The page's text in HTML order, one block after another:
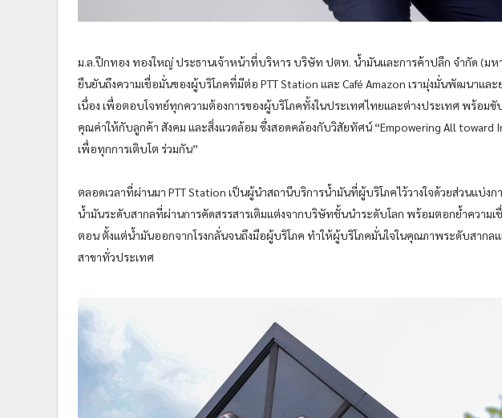
ม.ล.ปีกทอง ทองใหญ่ ประธานเจ้าหน้าที่บริหาร บริษัท ปตท. น้ำมันและการค้าปลีก จำกัด (มหา
ยืนยันถึงความเชื่อมั่นของผู้บริโภคที่มีต่อ PTT Station และ Café Amazon เรามุ่งมั่นพัฒนาแ
เนื่อง เพื่อตอบโจทย์ทุกความต้องการของผู้บริโภคทั้งในประเทศไทยและต่างประเทศ พร้อมขั
คุณค่าให้กับลูกค้า สังคม และสิ่งแวดล้อม ซึ่งสอดคล้องกับวิสัยทัศน์ “Empowering All toward
เพื่อทุกการเติบโต ร่วมกัน”
ตลอดเวลาที่ผ่านมา PTT Station เป็นผู้นำสถานีบริการน้ำมันที่ผู้บริโภคไว้วางใจด้วยส่วนแบ่
น้ำมันระดับสากลที่ผ่านการคัดสรรสารเติมแต่งจากบริษัทชั้นนำระดับโลก พร้อมตอกย้ำควา
ตอน ตั้งแต่น้ำมันออกจากโรงกลั่นจนถึงมือผู้บริโภค ทำให้ผู้บริโภคมั่นใจในคุณภาพระดับสากลแ
สาขาทั่วประเทศ